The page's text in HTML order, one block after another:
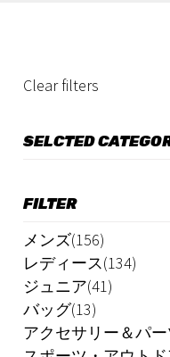
Clear filters
SELCTED
FILTER
メンズ(156)
レディース(134)
ジュニア(41)
バッグ(13)
アクセサリー＆パー